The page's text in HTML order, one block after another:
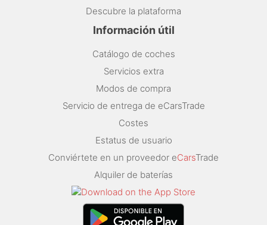
Descubre la plataforma
Información útil
Catálogo de coches
Servicios extra
Modos de compra
Servicio de entrega de eCarsTrade
Costes
Estatus de usuario
Conviértete en un proveedor eCarsTrade
Alquiler de baterías